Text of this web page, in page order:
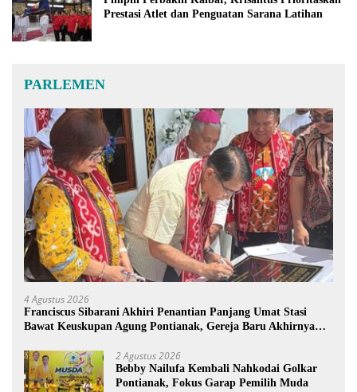
Prestasi Atlet dan Penguatan Sarana Latihan
PARLEMEN
4 Agustus 2026
Franciscus Sibarani Akhiri Penantian Panjang Umat Stasi
Bawat Keuskupan Agung Pontianak, Gereja Baru Akhirnya
2 Agustus 2026
Bebby Nailufa Kembali Nahkodai Golkar
Pontianak, Fokus Garap Pemilih Muda